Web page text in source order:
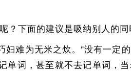
？下面的建议是吸纳别人的
妇难为无米之炊。”没有一定
单词，甚至就不去记单词，